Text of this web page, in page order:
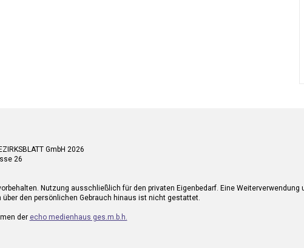
GmbH 2026
26
Nutzung ausschließlich für den privaten Eigenbedarf. Eine Weiterverwendung
über den persönlichen Gebrauch hinaus ist nicht gestattet.
der echo medienhaus ges.m.b.h.